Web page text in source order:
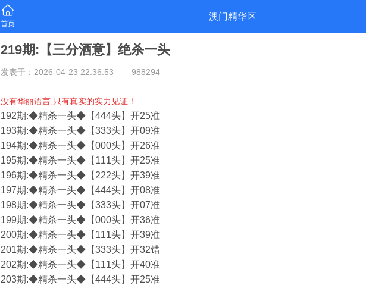
首页
澳门精华区
219期:【三分酒意】绝杀一头
发表于：2026-04-23 22:36:53 988294
没有华丽语言,只有真实的实力见证！
192期:◆精杀一头◆【444头】开25准
193期:◆精杀一头◆【333头】开09准
194期:◆精杀一头◆【000头】开26准
195期:◆精杀一头◆【111头】开25准
196期:◆精杀一头◆【222头】开39准
197期:◆精杀一头◆【444头】开08准
198期:◆精杀一头◆【333头】开07准
199期:◆精杀一头◆【000头】开36准
200期:◆精杀一头◆【111头】开39准
201期:◆精杀一头◆【333头】开32错
202期:◆精杀一头◆【111头】开40准
203期:◆精杀一头◆【444头】开25准